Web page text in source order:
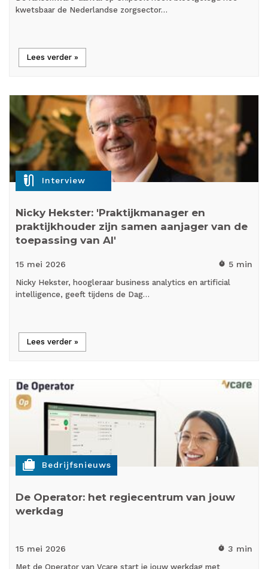
kwetsbaar de Nederlandse zorgsector…
Lees verder »
mic_external_on Interview
Nicky Hekster: 'Praktijkmanager en
praktijkhouder zijn samen aanjager van de
toepassing van AI'
15 mei 2026 timer 5 min
Nicky Hekster, hoogleraar business analytics en artificial
intelligence, geeft tijdens de Dag…
Lees verder »
cases Bedrijfsnieuws
De Operator: het regiecentrum van jouw
werkdag
15 mei 2026 timer 3 min
Met de Operator van Vcare start je jouw werkdag met